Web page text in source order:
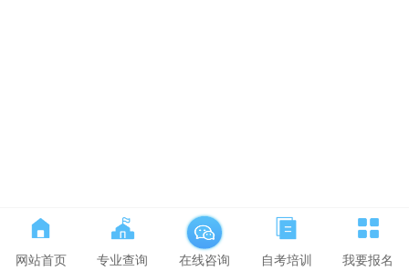
网站首页 专业查询 在线咨询 自考培训 我要报名